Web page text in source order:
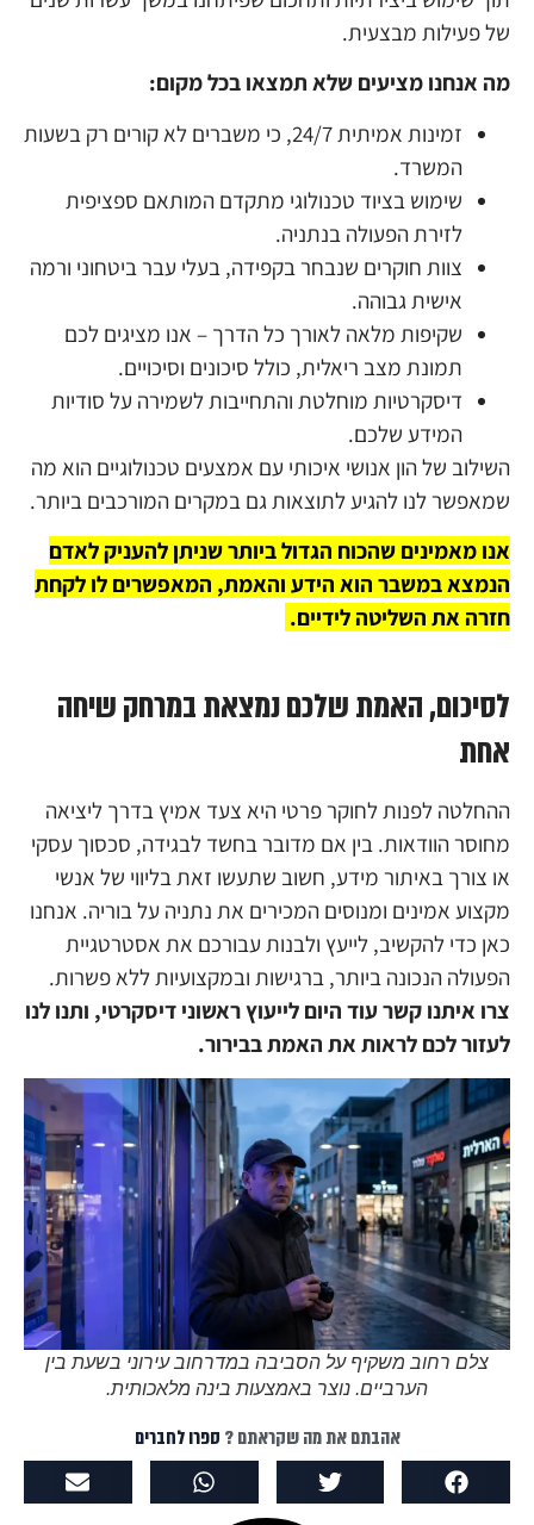
של פעילות מבצעית.
מה אנחנו מציעים שלא תמצאו בכל מקום:
זמינות אמיתית 24/7, כי משברים לא קורים רק בשעות
המשרד.
שימוש בציוד טכנולוגי מתקדם המותאם ספציפית
לזירת הפעולה בנתניה.
צוות חוקרים שנבחר בקפידה, בעלי עבר ביטחוני ורמה
אישית גבוהה.
שקיפות מלאה לאורך כל הדרך – אנו מציגים לכם
תמונת מצב ריאלית, כולל סיכונים וסיכויים.
דיסקרטיות מוחלטת והתחייבות לשמירה על סודיות
המידע שלכם.
השילוב של הון אנושי איכותי עם אמצעים טכנולוגיים הוא מה
שמאפשר לנו להגיע לתוצאות גם במקרים המורכבים ביותר.
אנו מאמינים שהכוח הגדול ביותר שניתן להעניק לאדם
הנמצא במשבר הוא הידע והאמת, המאפשרים לו לקחת
חזרה את השליטה לידיים.
לסיכום, האמת שלכם נמצאת במרחק שיחה
אחת
ההחלטה לפנות לחוקר פרטי היא צעד אמיץ בדרך ליציאה
מחוסר הוודאות. בין אם מדובר בחשד לבגידה, סכסוך עסקי
או צורך באיתור מידע, חשוב שתעשו זאת בליווי של אנשי
מקצוע אמינים ומנוסים המכירים את נתניה על בוריה. אנחנו
כאן כדי להקשיב, לייעץ ולבנות עבורכם את אסטרטגיית
הפעולה הנכונה ביותר, ברגישות ובמקצועיות ללא פשרות.
צרו איתנו קשר עוד היום לייעוץ ראשוני דיסקרטי, ותנו לנו
לעזור לכם לראות את האמת בבירור.
צלם רחוב משקיף על הסביבה במדרחוב עירוני בשעת בין
הערביים.
אהבתם את מה שקראתם ? ספרו לחברים